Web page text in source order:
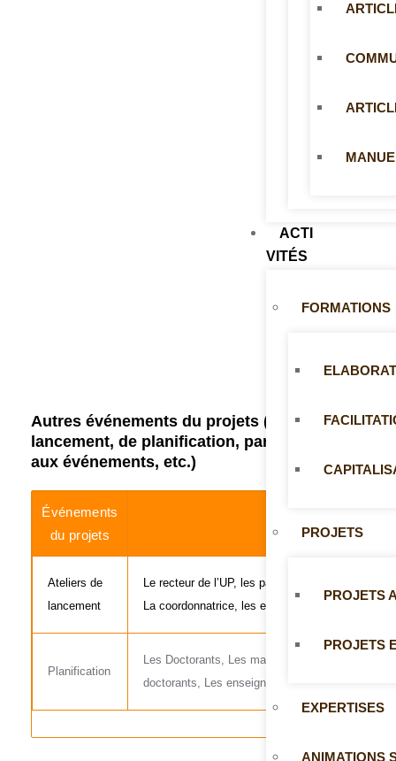
ACTI
VITÉS
FORMATIONS
PROJETS
PROJETS
PROJETS
EXPERTISES
ANIMATIONS
Autres événements du projets (ateliers de
lancement, de planification, participations
aux événements, etc.)
Événements
du projets
Ateliers de
lancement
Le recteur de l’UP, les partenaires du projet
La coordonnatrice, les enseignants de la FA,
Planification
Les Doctorants, Les mastorants, La
doctorants, Les enseignants